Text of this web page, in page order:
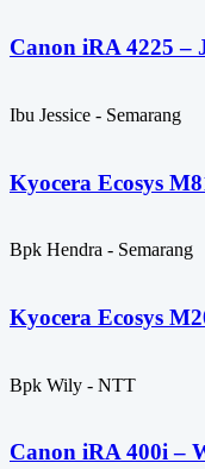
Canon iRA 4225 –
Ibu Jessice - Semarang
Kyocera Ecosys
Bpk Hendra - Semarang
Kyocera Ecosys
Bpk Wily - NTT
Canon iRA 400i –